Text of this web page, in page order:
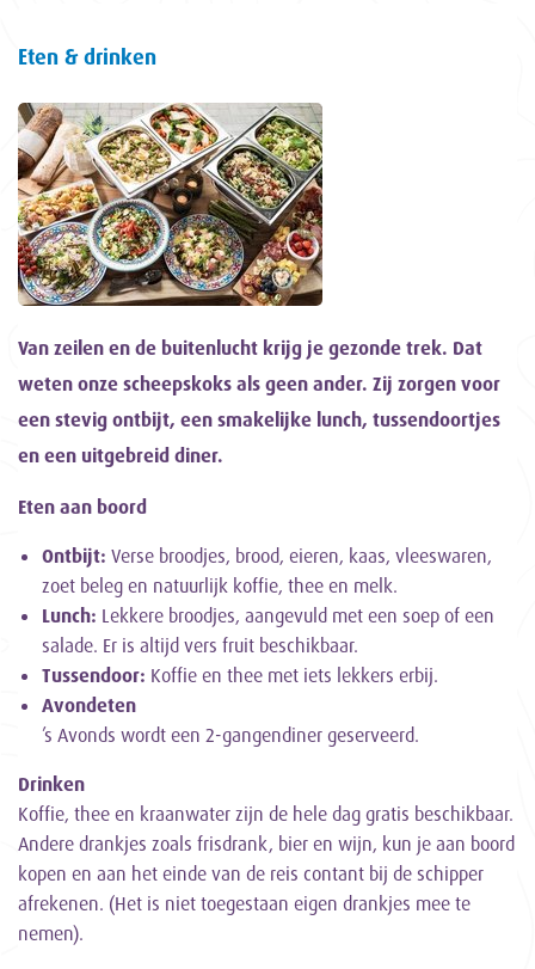
Eten & drinken
Van zeilen en de buitenlucht krijg je gezonde trek. Dat
weten onze scheepskoks als geen ander. Zij zorgen voor
een stevig ontbijt, een smakelijke lunch, tussendoortjes
en een uitgebreid diner.
Eten aan boord
Ontbijt: Verse broodjes, brood, eieren, kaas, vleeswaren,
zoet beleg en natuurlijk koffie, thee en melk.
Lunch: Lekkere broodjes, aangevuld met een soep of een
salade. Er is altijd vers fruit beschikbaar.
Tussendoor: Koffie en thee met iets lekkers erbij.
Avondeten
’s Avonds wordt een 2-gangendiner geserveerd.
Drinken
Koffie, thee en kraanwater zijn de hele dag gratis beschikbaar.
Andere drankjes zoals frisdrank, bier en wijn, kun je aan boord
kopen en aan het einde van de reis contant bij de schipper
afrekenen. (Het is niet toegestaan eigen drankjes mee te
nemen).